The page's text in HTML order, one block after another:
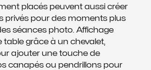
placés peuvent aussi créer
privés pour des moments plus
séances photo. Affichage
table grâce à un chevalet,
ajouter une touche de
canapés ou pendrillons pour